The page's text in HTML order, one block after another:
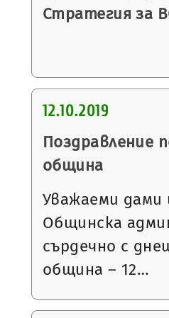
Стратегия за
12.10.2019
Поздравление
община
Уважаеми дами
Общинска
сърдечно с
община – 12…